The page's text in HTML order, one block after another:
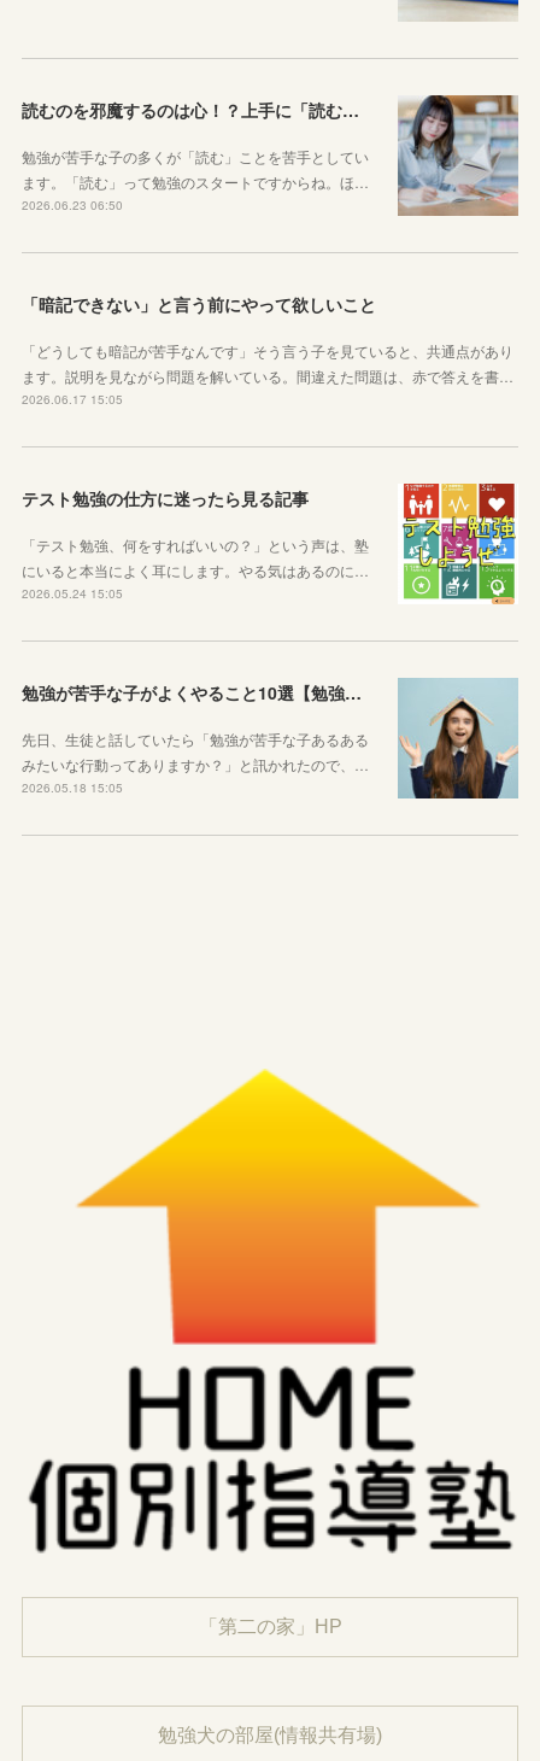
読むのを邪魔するのは心！？上手に「読む」ための気持ちの対処法
勉強が苦手な子の多くが「読む」ことを苦手としてい
ます。「読む」って勉強のスタートですからね。ほ…
2026.06.23 06:50
「暗記できない」と言う前にやって欲しいこと
「どうしても暗記が苦手なんです」そう言う子を見ていると、共通点があり
ます。説明を見ながら問題を解いている。間違えた問題は、赤で答えを書…
2026.06.17 15:05
テスト勉強の仕方に迷ったら見る記事
「テスト勉強、何をすればいいの？」という声は、塾
にいると本当によく耳にします。やる気はあるのに…
2026.05.24 15:05
勉強が苦手な子がよくやること10選【勉強苦手あるある】
先日、生徒と話していたら「勉強が苦手な子あるある
みたいな行動ってありますか？」と訊かれたので、…
2026.05.18 15:05
「第二の家」HP
勉強犬の部屋(情報共有場)